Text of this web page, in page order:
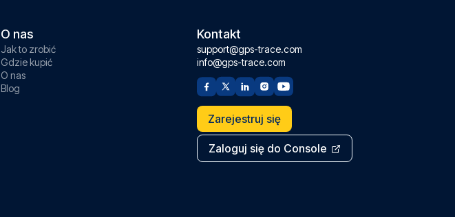
O nas
Jak to zrobić
Gdzie kupić
O nas
Blog
Kontakt
support@gps-trace.com
info@gps-trace.com
Zarejestruj się
Zaloguj się do Console